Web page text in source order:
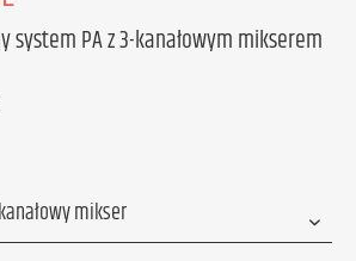
system PA z 3-kanałowym mikserem